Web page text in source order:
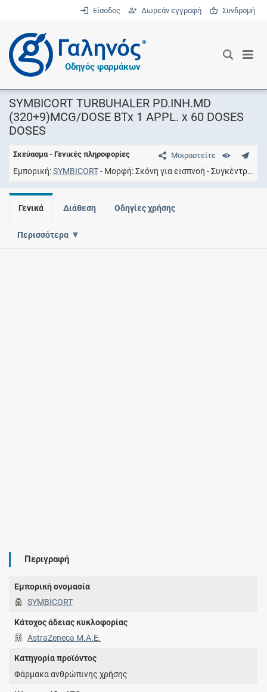
Είσοδος Δωρεάν εγγραφή Συνδρομή
®
Οδηγός φαρμάκων
SYMBICORT TURBUHALER PD.INH.MD
(320+9)MCG/DOSE BTx 1 APPL. x 60 DOSES
DOSES
Μοιραστείτε
Σκεύασμα - Γενικές πληροφορίες
Εμπορική SYMBICORT Μορφή Σκόνη για εισπνοή Συγκέντρωση
Γενικά Διάθεση Οδηγίες χρήσης
Περισσότερα
Περιγραφή
Εμπορική ονομασία
SYMBICORT
Κάτοχος άδειας κυκλοφορίας
AstraZeneca Μ.A.E.
Κατηγορία προϊόντος
Φάρμακα ανθρώπινης χρήσης